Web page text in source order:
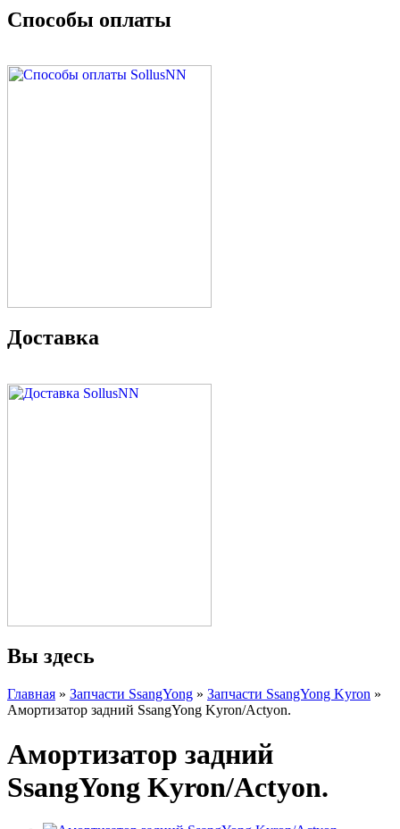
Способы оплаты
Доставка
Вы здесь
Главная » Запчасти SsangYong » Запчасти SsangYong Kyron »
Амортизатор задний SsangYong Kyron/Actyon.
Амортизатор задний
SsangYong Kyron/Actyon.